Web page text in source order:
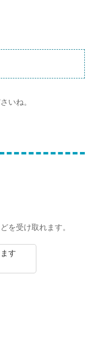
いね。
を受け取れます。
す